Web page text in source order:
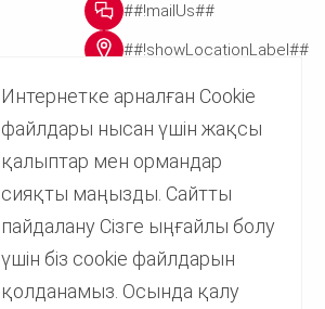
##!mailUs##
##!showLocationLabel##
Интернетке арналған Cookie
файлдары нысан үшін жақсы
қалыптар мен ормандар
сияқты маңызды. Сайтты
пайдалану Сізге ыңғайлы болу
үшін біз cookie файлдарын
қолданамыз. Осында қалу